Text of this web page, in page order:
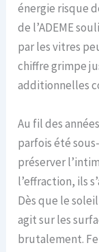
énergie risque
de l’ADEME
par les vitres
chiffre grimpe
additionnelles
Au fil des
parfois été
préserver
l’effraction, ils
Dès que le
agit sur les
brutalement.